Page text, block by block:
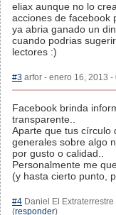
eliax aunque no lo
acciones de facebook
ya abria ganado un
cuando podrias
lectores :)
#3 arfor - enero 16, 2013
Facebook brinda
transparente..
Aparte que tus círculo
generales sobre algo
por gusto o calidad..
Personalmente me
(y hasta cierto punto,
#4 Daniel El
(responder)